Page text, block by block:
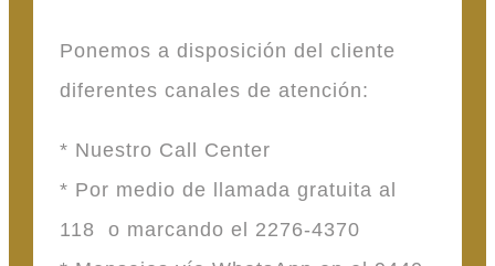
Ponemos a disposición del cliente
diferentes canales de atención:
* Nuestro Call Center
* Por medio de llamada gratuita al
118 o marcando el 2276-4370